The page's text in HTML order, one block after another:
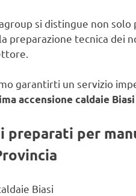
si distingue non
preparazione tecnica dei
garantirti un servizio
accensione caldaie
per
Biasi